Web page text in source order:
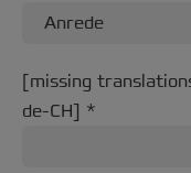
Anrede
[missing
de-CH]